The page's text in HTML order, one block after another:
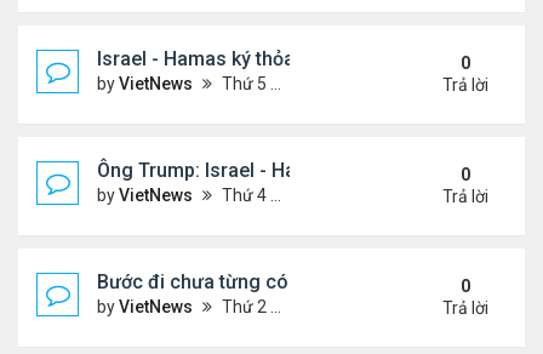
Israel - Hamas ký thỏa thuận ngừng bắn
byVietNews Thứ 5 Tháng 10 09, 2025 2:23 pm
0
Trả lời
Ông Trump: Israel - Hamas đạt thỏa thuận hòa
byVietNews Thứ 4 Tháng 10 08, 2025 5:38 pm
0
Trả lời
Bước đi chưa từng có của ông Trump khi ký sắc
byVietNews Thứ 2 Tháng 10 06, 2025 5:17 pm
0
Trả lời